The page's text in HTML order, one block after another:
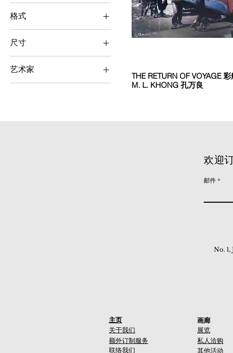
写实主义
格式
横向
尺寸
小（< 50 cm x 50 cm）
艺术家
M.L. Khong 孔万良
THE RETURN OF VOYAGE
M. L. KHONG 孔万良
欢迎
邮件
No.
主页
关于我们
额外订制服务
联络我们
画廊
展览
私人洽购
其他活动